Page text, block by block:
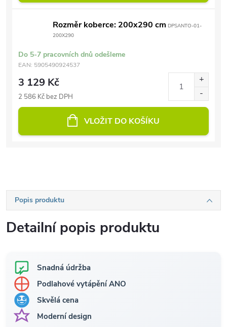
Rozměr koberce: 200x290 cm DPSANTO-01-
200X290
Do 5-7 pracovních dnů odešleme
EAN: 5905490924537
3 129 Kč
2 586 Kč bez DPH
VLOŽIT DO KOŠÍKU
Popis produktu
Detailní popis produktu
Snadná údržba
Podlahové vytápění ANO
Skvělá cena
Moderní design